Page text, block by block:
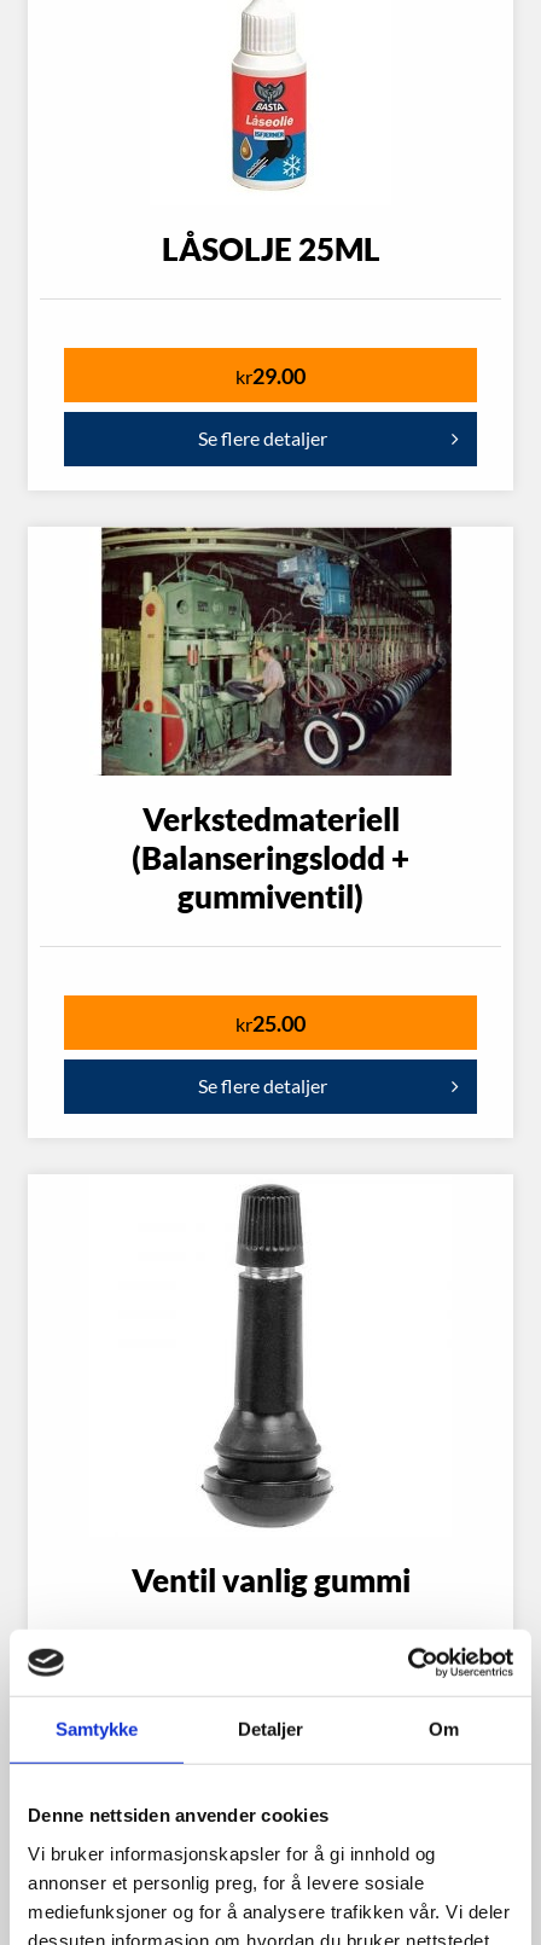
Samtykke Detaljer Om
Denne nettsiden anvender cookies
Vi bruker informasjonskapsler for å gi innhold og
annonser et personlig preg, for å levere sosiale
mediefunksjoner og for å analysere trafikken vår. Vi deler
dessuten informasjon om hvordan du bruker nettstedet
LÅSOLJE 25ML
kr29.00
Se flere detaljer
Verkstedmateriell
(Balanseringslodd +
gummiventil)
kr25.00
Se flere detaljer
Ventil vanlig gummi
Se flere detaljer
Miljøavgift (dekk-avgift)